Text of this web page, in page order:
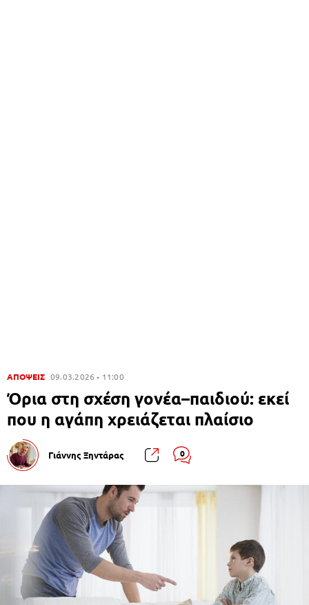
ΑΠΟΨΕΙΣ 09.03.2026 11:00
Όρια στη σχέση γονέα–παιδιού: εκεί
που η αγάπη χρειάζεται πλαίσιο
Γιάννης Ξηντάρας 0